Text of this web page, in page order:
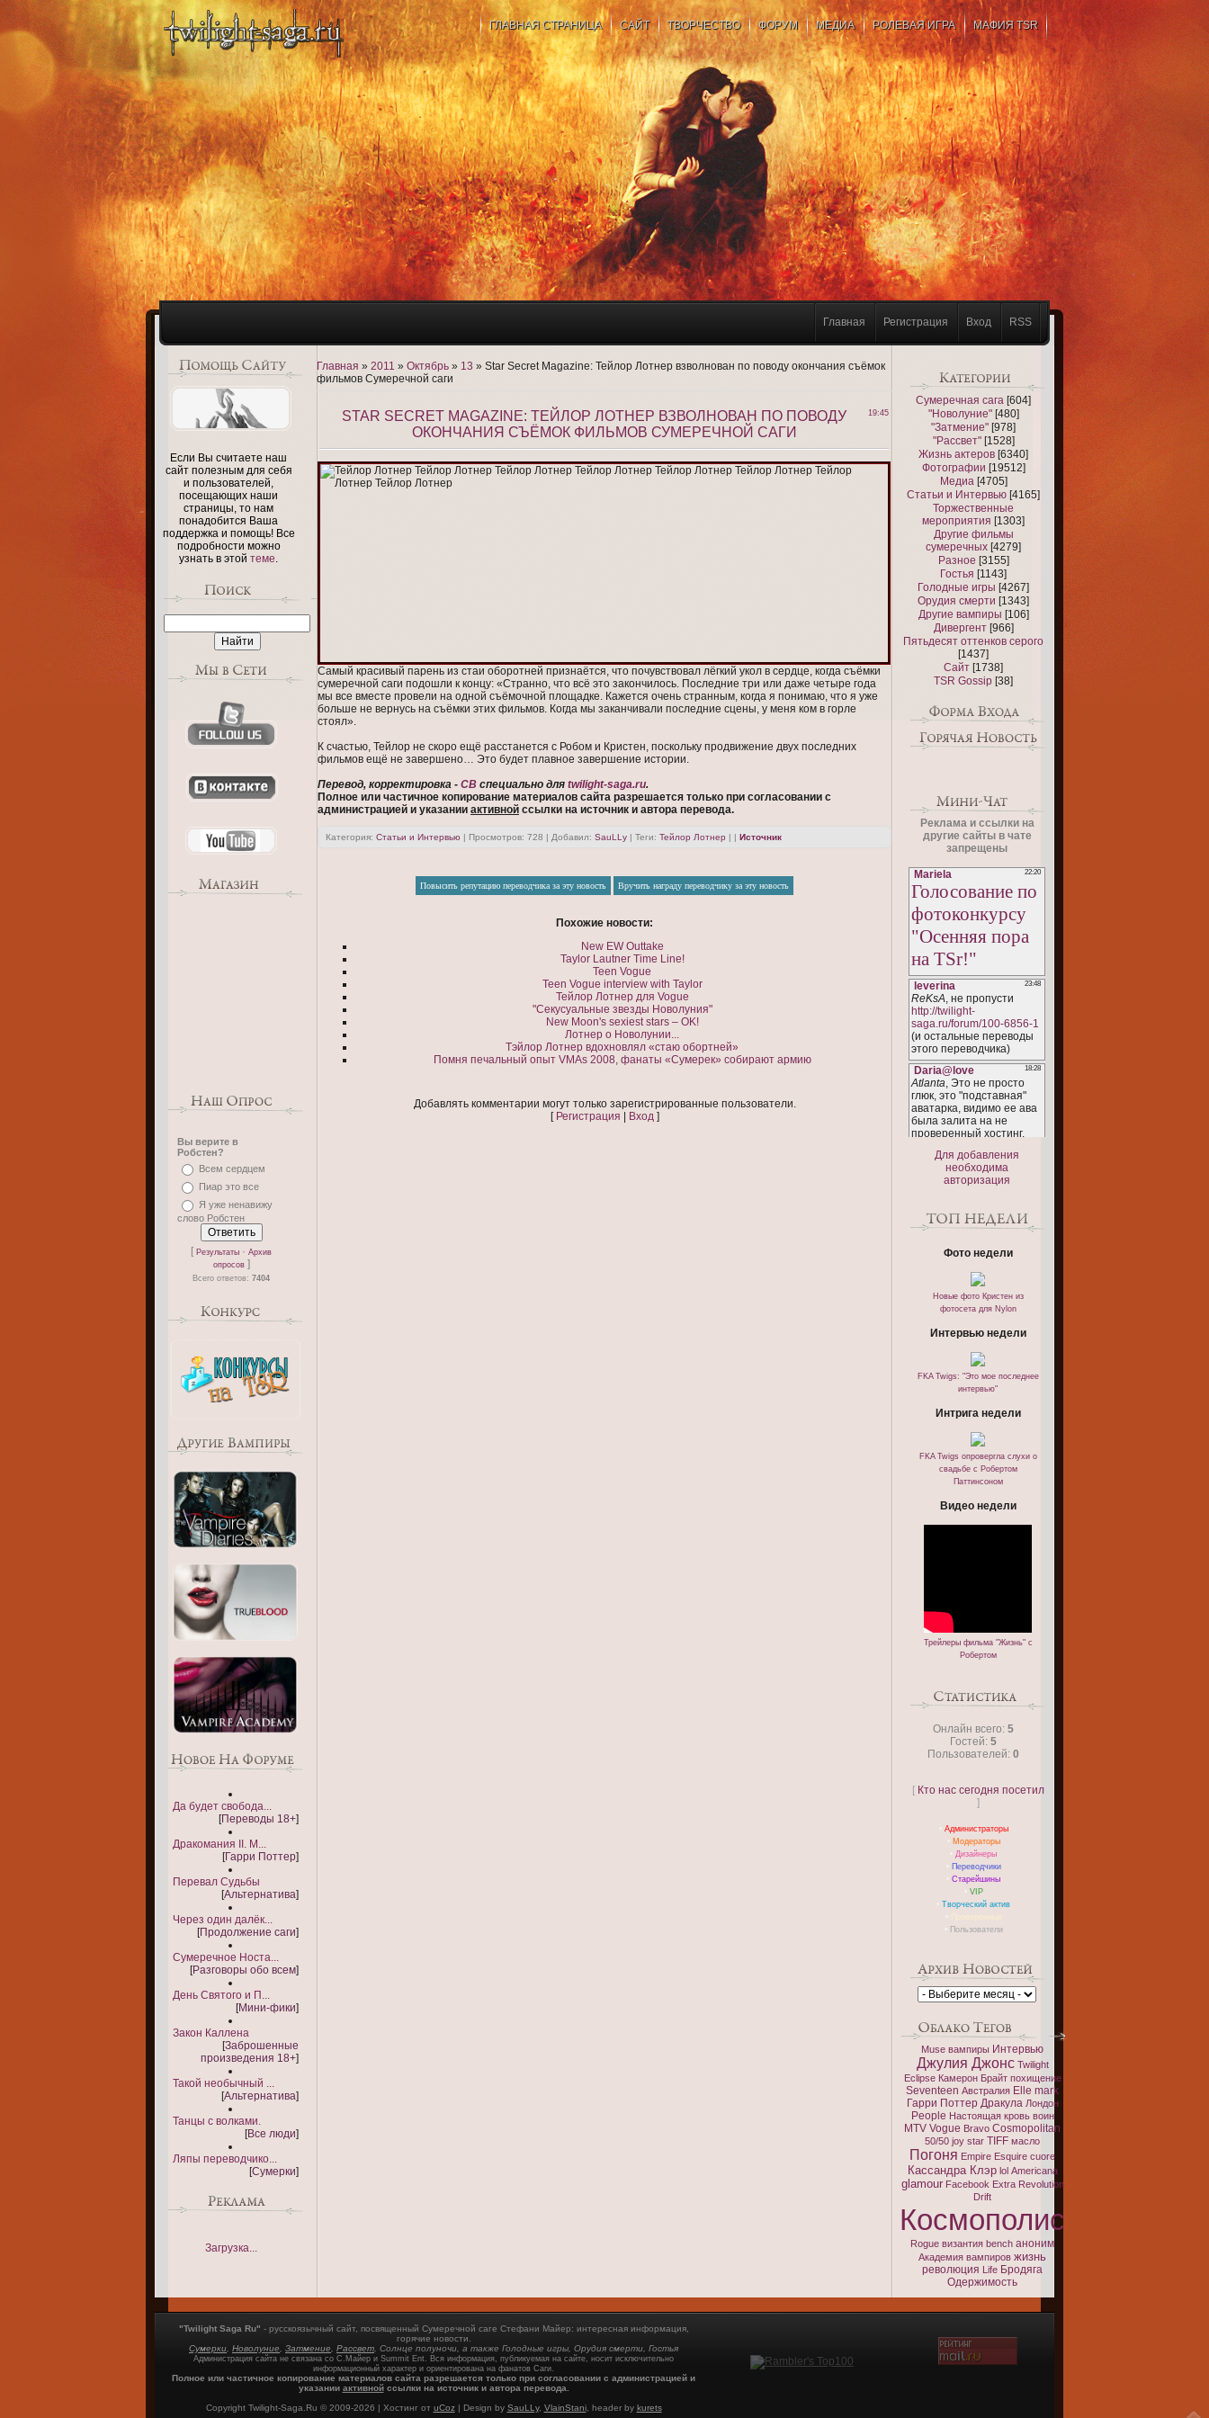
ГЛАВНАЯ СТРАНИЦА САЙТ ТВОРЧЕСТВО ФОРУМ МЕДИА РОЛЕВАЯ ИГРА МАФИЯ TSR
Главная Регистрация Вход RSS
Если Вы считаете наш
сайт полезным для себя
и пользователей,
посещающих наши
страницы, то нам
понадобится Ваша
поддержка и помощь! Все
подробности можно
узнать в этой теме.
Вы верите в
Робстен?
Всем сердцем
Пиар это все
Я уже ненавижу
слово Робстен
[ Результаты · Архив
опросов]
Всего ответов: 7404
Да будет свобода...
[Переводы 18+]
Дракомания II. М...
[Гарри Поттер]
Перевал Судьбы
[Альтернатива]
Через один далёк...
[Продолжение саги]
Сумеречное Носта...
[Разговоры обо всем]
День Святого и П...
[Мини-фики]
Закон Каллена
[Заброшенные
произведения 18+]
Такой необычный ...
[Альтернатива]
Танцы с волками.
[Все люди]
Ляпы переводчико...
[Сумерки]
Загрузка...
Главная » 2011 » Октябрь » 13 » Star Secret Magazine: Тейлор Лотнер взволнован по поводу окончания съёмок
фильмов Сумеречной саги
19:45
STAR SECRET MAGAZINE: ТЕЙЛОР ЛОТНЕР ВЗВОЛНОВАН ПО ПОВОДУ
ОКОНЧАНИЯ СЪЁМОК ФИЛЬМОВ СУМЕРЕЧНОЙ САГИ
Самый красивый парень из стаи оборотней признаётся, что почувствовал лёгкий укол в сердце, когда съёмки
сумеречной саги подошли к концу: «Странно, что всё это закончилось. Последние три или даже четыре года
мы все вместе провели на одной съёмочной площадке. Кажется очень странным, когда я понимаю, что я уже
больше не вернусь на съёмки этих фильмов. Когда мы заканчивали последние сцены, у меня ком в горле
стоял».
К счастью, Тейлор не скоро ещё расстанется с Робом и Кристен, поскольку продвижение двух последних
фильмов ещё не завершено… Это будет плавное завершение истории.
Перевод, корректировка - CB специально для twilight-saga.ru.
Полное или частичное копирование материалов сайта разрешается только при согласовании с
администрацией и указании активной ссылки на источник и автора перевода.
Категория: Статьи и Интервью | Просмотров: 728 | Добавил: SauLLy | Теги: Тейлор Лотнер | | Источник
Похожие новости:
New EW Outtake
Taylor Lautner Time Line!
Teen Vogue
Teen Vogue interview with Taylor
Тейлор Лотнер для Vogue
"Секусуальные звезды Новолуния"
New Moon's sexiest stars – OK!
Лотнер о Новолунии...
Тэйлор Лотнер вдохновлял «стаю обортней»
Помня печальный опыт VMAs 2008, фанаты «Сумерек» собирают армию
Добавлять комментарии могут только зарегистрированные пользователи.
[ Регистрация Вход]
Сумеречная сага [604]
"Новолуние" [480]
"Затмение" [978]
"Рассвет" [1528]
Жизнь актеров [6340]
Фотографии [19512]
Медиа [4705]
Статьи и Интервью [4165]
Торжественные
мероприятия [1303]
Другие фильмы
сумеречных [4279]
Разное [3155]
Гостья [1143]
Голодные игры [4267]
Орудия смерти [1343]
Другие вампиры [106]
Дивергент [966]
Пятьдесят оттенков серого
[1437]
Сайт [1738]
TSR Gossip [38]
Реклама и ссылки на
другие сайты в чате
запрещены
Для добавления
необходима
авторизация
Фото недели
Новые фото Кристен из
фотосета для Nylon
Интервью недели
FKA Twigs: "Это мое последнее
интервью"
Интрига недели
FKA Twigs опровергла слухи о
свадьбе с Робертом
Паттинсоном
Видео недели
Трейлеры фильма "Жизнь" с
Робертом
Онлайн всего: 5
Гостей: 5
Пользователей: 0
[ Кто нас сегодня посетил
]
• Администраторы
• Модераторы
• Дизайнеры
• Переводчики
• Старейшины
• VIP
• Творческий актив
•
• Пользователи
Muse вампиры Интервью
Джулия Джонс Twilight
Eclipse Камерон Брайт похищение
Seventeen Австралия Elle mark
Гарри Поттер Дракула Лондон
People Настоящая кровь воин
MTV Vogue Bravo Cosmopolitan
50/50 joy star TIFF масло
Погоня Empire Esquire cuore
Кассандра Клэр lol Americana
glamour Facebook Extra Revolution
Drift
Космополис
Rogue византия bench аноним
Академия вампиров жизнь
революция Life Бродяга
Одержимость
"Twilight Saga Ru" - русскоязычный сайт, посвященный Сумеречной саге Стефани Майер: интересная информация,
горячие новости.
Сумерки Новолуние Затмение Рассвет , Солнце полуночи, а также Голодные игры, Орудия смерти, Гостья
Администрация сайта не связана со С.Майер и Summit Ent. Вся информация, публикуемая на сайте, носит исключительно
информационный характер и ориентирована на фанатов Саги.
Полное или частичное копирование материалов сайта разрешается только при согласовании с администрацией и
указании активнойссылки на источник и автора перевода.
Copyright Twilight-Saga.Ru © 2009-2026 | Хостинг от uCoz| Design by SauLLy, VlainStani, header by kurets